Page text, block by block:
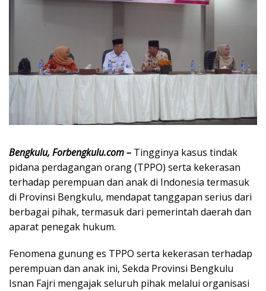
Bengkulu, Forbengkulu.com – Tingginya kasus tindak
pidana perdagangan orang (TPPO) serta kekerasan
terhadap perempuan dan anak di Indonesia termasuk
di Provinsi Bengkulu, mendapat tanggapan serius dari
berbagai pihak, termasuk dari pemerintah daerah dan
aparat penegak hukum.
Fenomena gunung es TPPO serta kekerasan terhadap
perempuan dan anak ini, Sekda Provinsi Bengkulu
Isnan Fajri mengajak seluruh pihak melalui organisasi